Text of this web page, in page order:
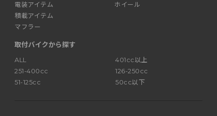
電装アイテム
積載アイテム
マフラー
ホイール
取付バイクから探す
ALL
401cc以上
251-400cc
126-250cc
51-125cc
50cc以下